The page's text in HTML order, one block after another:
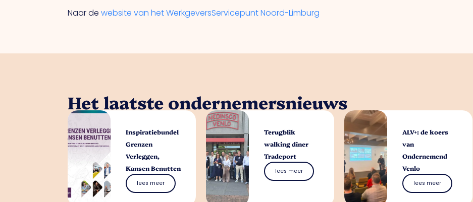
Naar dewebsite van het WerkgeversServicepunt Noord-Limburg
Het laatste ondernemersnieuws
Inspiratiebundel
Grenzen
Verleggen,
Kansen Benutten
lees meer
Terugblik
walking diner
Tradeport
lees meer
ALV+: de koers
van
Ondernemend
Venlo
lees meer